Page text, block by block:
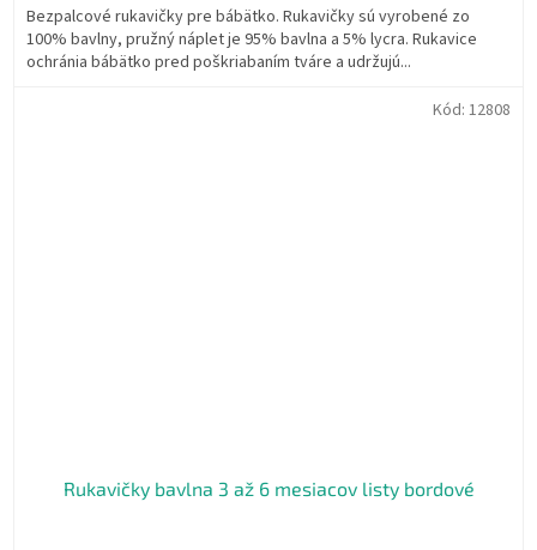
Bezpalcové rukavičky pre bábätko. Rukavičky sú vyrobené zo
100% bavlny, pružný náplet je 95% bavlna a 5% lycra. Rukavice
ochránia bábätko pred poškriabaním tváre a udržujú...
Rukavičky bavlna 3 až 6 mesiacov listy bordové
Kód: 12808